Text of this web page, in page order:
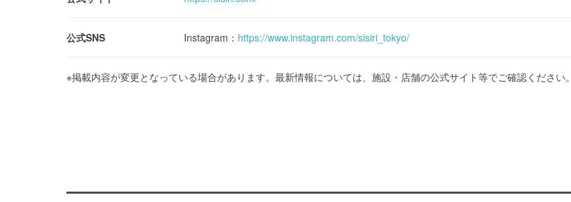
公式SNS Instagram： https://www.instagram.com/sisiri_tokyo/
※掲載内容が変更となっている場合があります。最新情報については、施設・店舗の公式サイト等でご確認ください。